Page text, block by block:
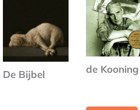
De Bijbel de Kooning